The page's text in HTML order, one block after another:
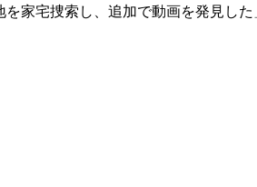
家宅捜索し、追加で動画を発見し